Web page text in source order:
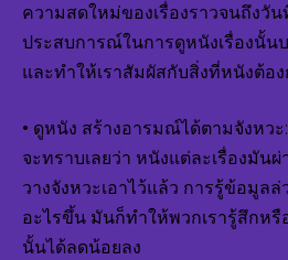
ความสดใหม่ของเรื่องราวจนถึงวั
ประสบการณ์ในการดูหนังเรื่องนั้น
และทำให้เราสัมผัสกับสิ่งที่หนังต้อง
• ดูหนัง สร้างอารมณ์ได้ตามจังหว
จะทราบเลยว่า หนังแต่ละเรื่องมัน
วางจังหวะเอาไว้แล้ว การรู้ข้อมูล
อะไรขึ้น มันก็ทำให้พวกเรารู้สึกห
นั้นได้ลดน้อยลง